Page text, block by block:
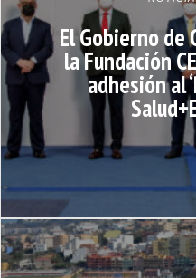
El Gobierno de
la Fundación
adhesión al